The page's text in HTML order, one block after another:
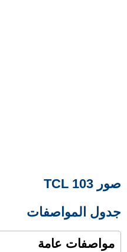
صور TCL 103
جدول المواصفات
مواصفات عامة